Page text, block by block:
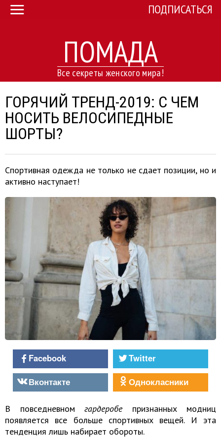
ПОМАДА
Все секреты женского мира!
ПОДПИСАТЬСЯ
ГОРЯЧИЙ ТРЕНД-2019: С ЧЕМ
НОСИТЬ ВЕЛОСИПЕДНЫЕ
ШОРТЫ?
Спортивная одежда не только не сдает позиции, но и
активно наступает!
Facebook
Twitter
Вконтакте
Однокласники
В повседневном гардеробепризнанных модниц
появляется все больше спортивных вещей. И эта
тенденция лишь набирает обороты.